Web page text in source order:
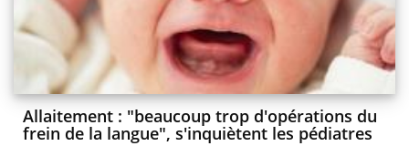
Allaitement : "beaucoup trop d'opérations du
frein de la langue", s'inquiètent les pédiatres